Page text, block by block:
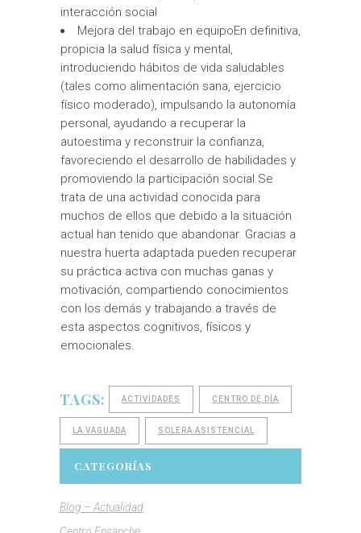
interacción social
Mejora del trabajo en equipoEn definitiva,
propicia la salud física y mental,
introduciendo hábitos de vida saludables
(tales como alimentación sana, ejercicio
físico moderado), impulsando la autonomía
personal, ayudando a recuperar la
autoestima y reconstruir la confianza,
favoreciendo el desarrollo de habilidades y
promoviendo la participación social.Se
trata de una actividad conocida para
muchos de ellos que debido a la situación
actual han tenido que abandonar. Gracias a
nuestra huerta adaptada pueden recuperar
su práctica activa con muchas ganas y
motivación, compartiendo conocimientos
con los demás y trabajando a través de
esta aspectos cognitivos, físicos y
emocionales.
TAGS: ACTIVIDADES CENTRO DE DÍA
LA VAGUADA SOLERA ASISTENCIAL
CATEGORÍAS
Blog – Actualidad